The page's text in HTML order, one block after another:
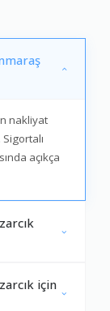
nakliyat
açıkça
için